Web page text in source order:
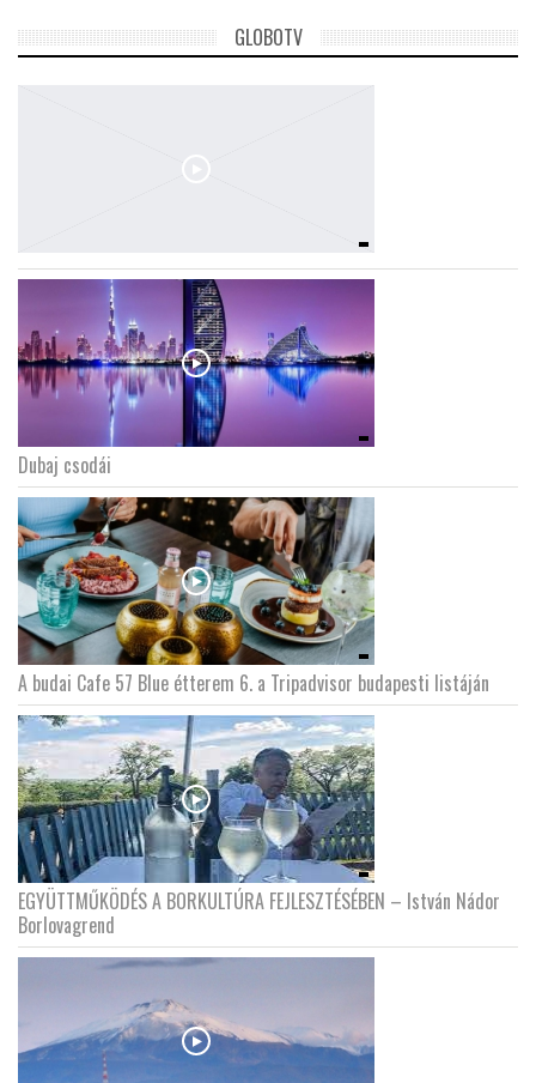
GLOBOTV
Dubaj csodái
A budai Cafe 57 Blue étterem 6. a Tripadvisor budapesti listáján
EGYÜTTMŰKÖDÉS A BORKULTÚRA FEJLESZTÉSÉBEN – István Nádor
Borlovagrend